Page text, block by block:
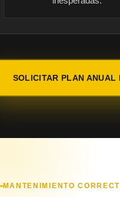
SOLICITAR PLAN ANUAL
MANTENIMIENTO